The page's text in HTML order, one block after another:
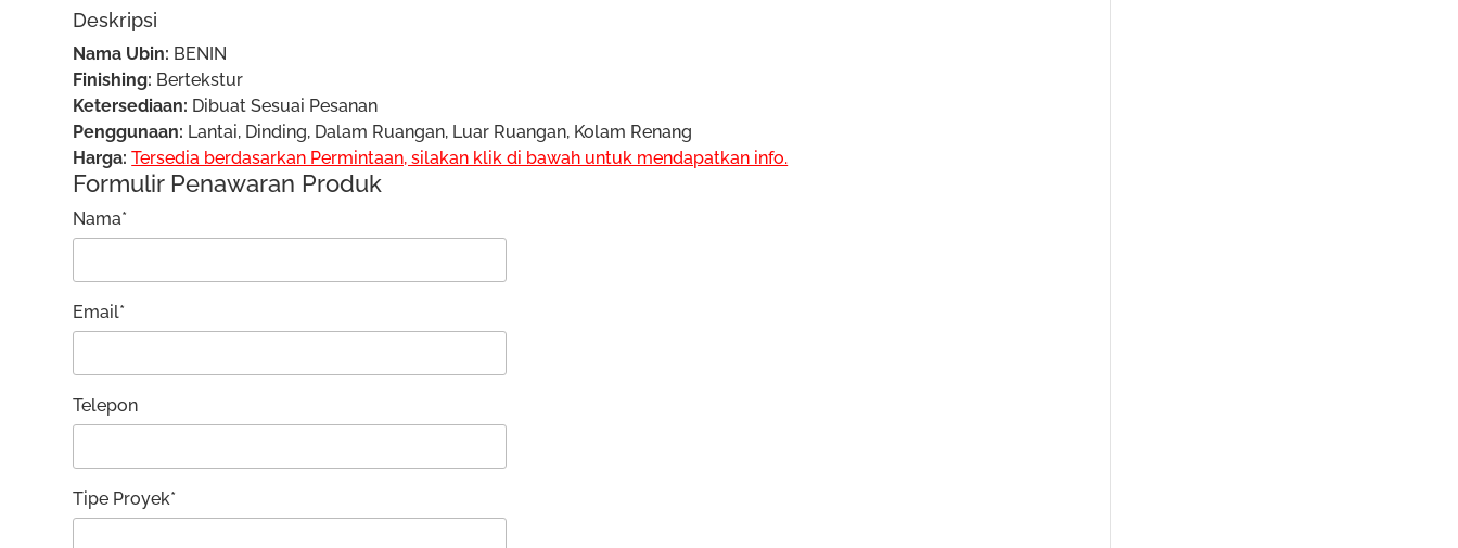
Deskripsi
Nama Ubin: BENIN
Finishing: Bertekstur
Ketersediaan: Dibuat Sesuai Pesanan
Penggunaan: Lantai, Dinding, Dalam Ruangan, Luar Ruangan, Kolam Renang
Harga: Tersedia berdasarkan Permintaan, silakan klik di bawah untuk mendapatkan info.
Formulir Penawaran Produk
Nama*
Email*
Telepon
Tipe Proyek*